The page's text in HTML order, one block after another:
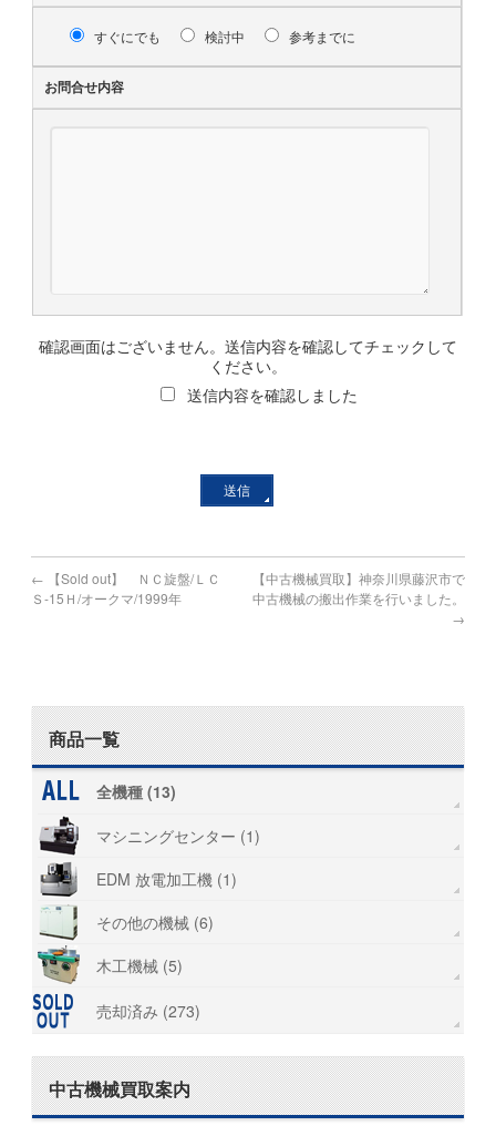
すぐにでも 検討中 参考までに
お問合せ内容
確認画面はございません。送信内容を確認してチェックして
ください。
送信内容を確認しました
← 【Sold out】 ＮＣ旋盤/ＬＣ
Ｓ-15Ｈ/オークマ/1999年
【中古機械買取】神奈川県藤沢市で
中古機械の搬出作業を行いました。
→
商品一覧
全機種 (13)
マシニングセンター (1)
EDM 放電加工機 (1)
その他の機械 (6)
木工機械 (5)
売却済み (273)
中古機械買取案内